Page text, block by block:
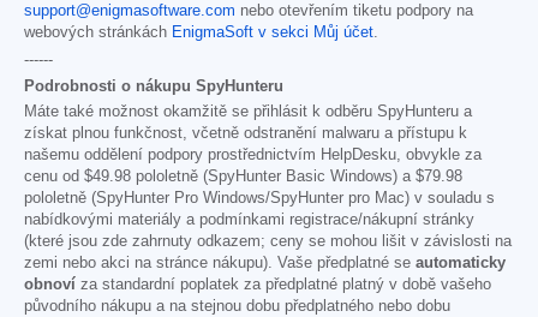
support@enigmasoftware.com nebo otevřením tiketu podpory na
webových stránkách EnigmaSoft v sekci Můj účet.
------
Podrobnosti o nákupu SpyHunteru
Máte také možnost okamžitě se přihlásit k odběru SpyHunteru a
získat plnou funkčnost, včetně odstranění malwaru a přístupu k
našemu oddělení podpory prostřednictvím HelpDesku, obvykle za
cenu od $49.98 pololetně (SpyHunter Basic Windows) a $79.98
pololetně (SpyHunter Pro Windows/SpyHunter pro Mac) v souladu s
nabídkovými materiály a podmínkami registrace/nákupní stránky
(které jsou zde zahrnuty odkazem; ceny se mohou lišit v závislosti na
zemi nebo akci na stránce nákupu). Vaše předplatné se automaticky
obnoví za standardní poplatek za předplatné platný v době vašeho
původního nákupu a na stejnou dobu předplatného nebo dobu